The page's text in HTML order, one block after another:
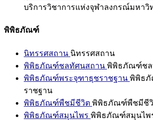
บริการวิชาการแห่งจุฬาลงกรณ์มหาวิ
พิพิธภัณฑ์
นิทรรศสถาน นิทรรศสถาน
พิพิธภัณฑ์ชลทัศนสถาน พิพิธภัณฑ์ชล
พิพิธภัณฑ์พระจุฑาธุชราชฐาน พิพิธภั
ราชฐาน
พิพิธภัณฑ์พืชมีชีวิต พิพิธภัณฑ์พืชมีชี
พิพิธภัณฑ์สมุนไพร พิพิธภัณฑ์สมุนไพ